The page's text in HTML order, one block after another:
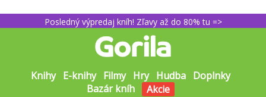
Posledný výpredaj kníh! Zľavy až do 80% tu =>
Knihy E-knihy Filmy Hry Hudba Doplnky
Bazár kníh
Akcie